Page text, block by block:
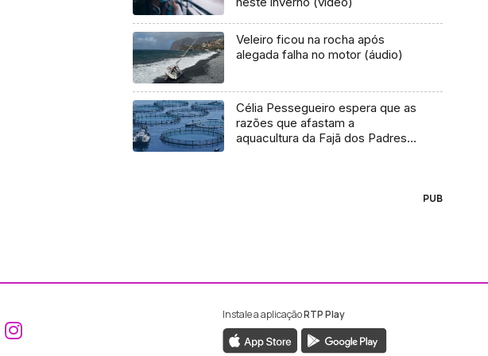
Veleiro ficou na rocha após
alegada falha no motor (áudio)
Célia Pessegueiro espera que as
razões que afastam a
aquacultura da Fajã dos Padres
PUB
Aceder ao Facebook da RTP Madeira
Aceder ao Instagram da RTP Madeira
Instale a aplicaçãoRTP Play